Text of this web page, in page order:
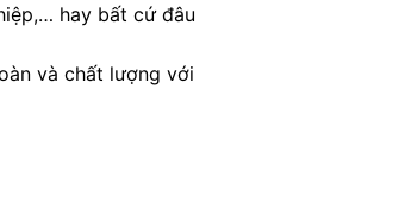
hay bất cứ đâu
và chất lượng với